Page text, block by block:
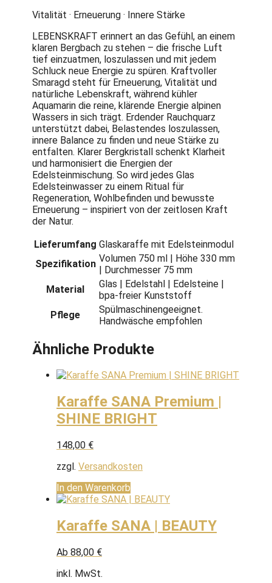
Vitalität · Erneuerung · Innere Stärke
LEBENSKRAFT erinnert an das Gefühl, an einem
klaren Bergbach zu stehen – die frische Luft
tief einzuatmen, loszulassen und mit jedem
Schluck neue Energie zu spüren. Kraftvoller
Smaragd steht für Erneuerung, Vitalität und
natürliche Lebenskraft, während kühler
Aquamarin die reine, klärende Energie alpinen
Wassers in sich trägt. Erdender Rauchquarz
unterstützt dabei, Belastendes loszulassen,
innere Balance zu finden und neue Stärke zu
entfalten. Klarer Bergkristall schenkt Klarheit
und harmonisiert die Energien der
Edelsteinmischung. So wird jedes Glas
Edelsteinwasser zu einem Ritual für
Regeneration, Wohlbefinden und bewusste
Erneuerung – inspiriert von der zeitlosen Kraft
der Natur.
Lieferumfang Glaskaraffe mit Edelsteinmodul
Spezifikation Volumen 750 ml | Höhe 330 mm
| Durchmesser 75 mm
Material
Glas | Edelstahl | Edelsteine |
bpa-freier Kunststoff
Pflege
Spülmaschinengeeignet.
Handwäsche empfohlen
Ähnliche Produkte
Karaffe SANA Premium |
SHINE BRIGHT
148,00 €
zzgl. Versandkosten
In den Warenkorb
Karaffe SANA | BEAUTY
Ab 88,00 €
inkl. MwSt.